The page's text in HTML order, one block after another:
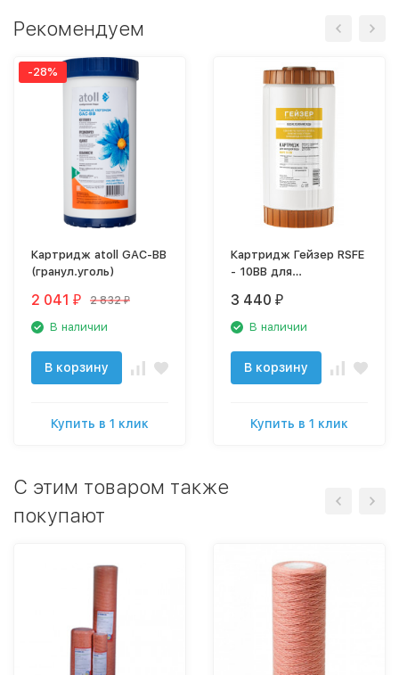
Рекомендуем
-28%
Картридж atoll GAC-BB
(гранул.уголь)
2 041 ₽ 2 832 ₽
В наличии
В корзину
Купить в 1 клик
Картридж Гейзер RSFE
- 10BB для
28509
3 440 ₽
В наличии
В корзину
Купить в 1 клик
C этим товаром также
покупают